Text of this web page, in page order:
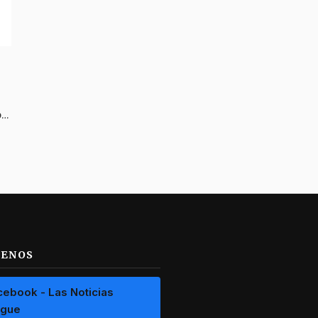
“No existe ninguna captura”: alcalde de El Espinal pide no tomar justicia por mano propia
- Las Noticias